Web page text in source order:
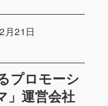
プロモーシ
」運営会社
月21日